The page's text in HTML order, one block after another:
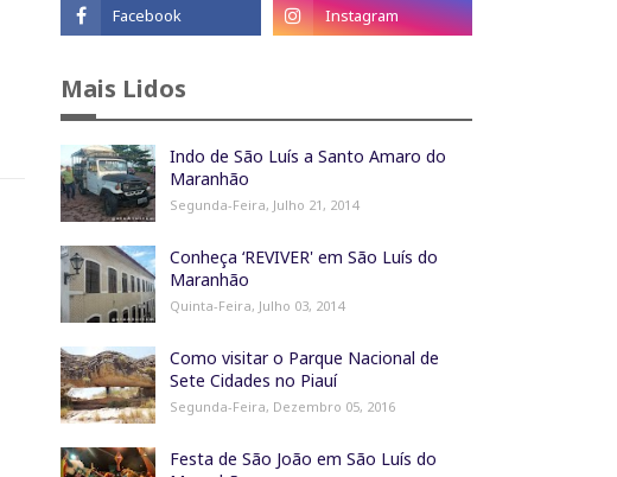
Mais Lidos
Indo de São Luís a Santo Amaro do
Maranhão
Segunda-Feira, Julho 21, 2014
Conheça ‘REVIVER' em São Luís do
Maranhão
Quinta-Feira, Julho 03, 2014
Como visitar o Parque Nacional de
Sete Cidades no Piauí
Segunda-Feira, Dezembro 05, 2016
Festa de São João em São Luís do